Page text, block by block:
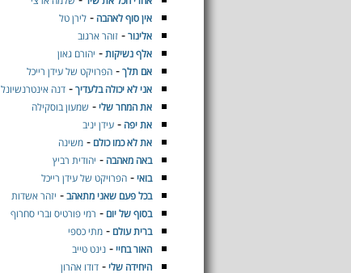
אין סוף לאהבה - לירן טל
אלינור- זוהר ארגוב
אלף נשיקות- יהורם גאון
אם תלך- הפרויקט של עידן רייכל
אני לא יכולה בלעדיך- דנה אינטרנשיונל
את המחר שלי- שמעון בוסקילה
את יפה - עידן יניב
את לא כמו כולם - משינה
באה מאהבה - יהודית רביץ
בואי- הפרויקט של עידן רייכל
בכל פעם שאני מתאהב- יזהר אשדות
בסוף של יום - רמי פורטיס וברי סחרוף
ברית עולם - מתי כספי
האור בחיי- נינט טייב
היחידה שלי- דודו אהרון